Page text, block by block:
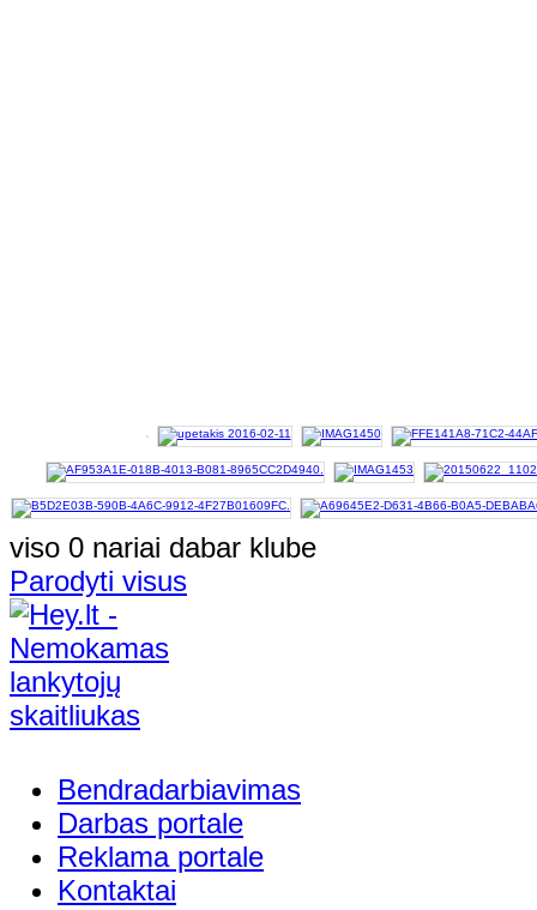
viso 0 nariai dabar klube
Parodyti visus
Bendradarbiavimas
Darbas portale
Reklama portale
Kontaktai